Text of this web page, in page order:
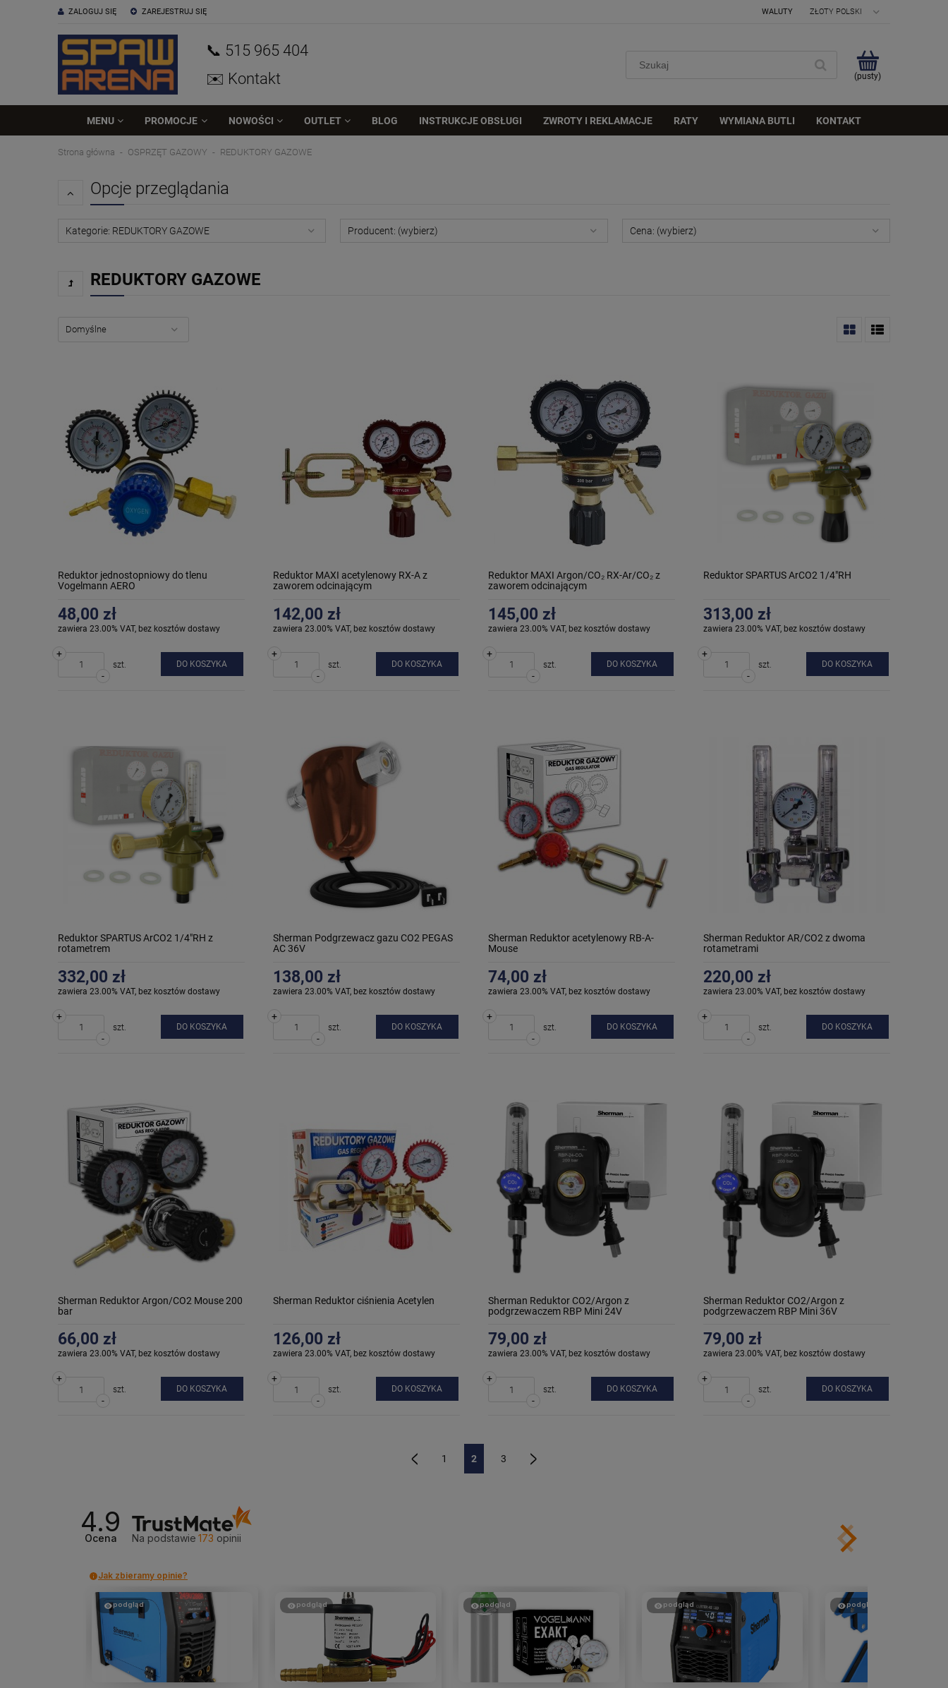
ZAREJESTRUJ SIĘ
ZALOGUJ SIĘ WALUTY
📞 515 965 404
✉️ Kontakt
(pusty)
MENU PROMOCJE NOWOŚCI OUTLET BLOG INSTRUKCJE OBSŁUGI ZWROTY I REKLAMACJE RATY WYMIANA BUTLI KONTAKT
Strona główna OSPRZĘT GAZOWY REDUKTORY GAZOWE
Opcje przeglądania
Kategorie: REDUKTORY GAZOWE Producent: (wybierz) Cena: (wybierz)
REDUKTORY GAZOWE
Reduktor jednostopniowy do tlenu
Vogelmann AERO
48,00 zł
zawiera 23.00% VAT, bez kosztów dostawy
-
+
szt. DO KOSZYKA
Reduktor MAXI acetylenowy RX-A z
zaworem odcinającym
142,00 zł
zawiera 23.00% VAT, bez kosztów dostawy
-
+
szt. DO KOSZYKA
Reduktor MAXI Argon/CO₂ RX-Ar/CO₂ z
zaworem odcinającym
145,00 zł
zawiera 23.00% VAT, bez kosztów dostawy
-
+
szt. DO KOSZYKA
Reduktor SPARTUS ArCO2 1/4"RH
313,00 zł
zawiera 23.00% VAT, bez kosztów dostawy
-
+
szt. DO KOSZYKA
Reduktor SPARTUS ArCO2 1/4"RH z
rotametrem
332,00 zł
zawiera 23.00% VAT, bez kosztów dostawy
-
+
szt. DO KOSZYKA
Sherman Podgrzewacz gazu CO2 PEGAS
AC 36V
138,00 zł
zawiera 23.00% VAT, bez kosztów dostawy
-
+
szt. DO KOSZYKA
Sherman Reduktor acetylenowy RB-A-
Mouse
74,00 zł
zawiera 23.00% VAT, bez kosztów dostawy
-
+
szt. DO KOSZYKA
Sherman Reduktor AR/CO2 z dwoma
rotametrami
220,00 zł
zawiera 23.00% VAT, bez kosztów dostawy
-
+
szt. DO KOSZYKA
Sherman Reduktor Argon/CO2 Mouse 200
bar
66,00 zł
zawiera 23.00% VAT, bez kosztów dostawy
-
+
szt. DO KOSZYKA
Sherman Reduktor ciśnienia Acetylen
126,00 zł
zawiera 23.00% VAT, bez kosztów dostawy
-
+
szt. DO KOSZYKA
Sherman Reduktor CO2/Argon z
podgrzewaczem RBP Mini 24V
79,00 zł
zawiera 23.00% VAT, bez kosztów dostawy
-
+
szt. DO KOSZYKA
Sherman Reduktor CO2/Argon z
podgrzewaczem RBP Mini 36V
79,00 zł
zawiera 23.00% VAT, bez kosztów dostawy
-
+
szt. DO KOSZYKA
1 2 3
4.9
Ocena Na podstawie 173 opinii
Jak zbieramy opinie?
podgląd podgląd podgląd podgląd podgląd